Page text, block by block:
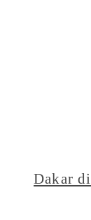
Dakar